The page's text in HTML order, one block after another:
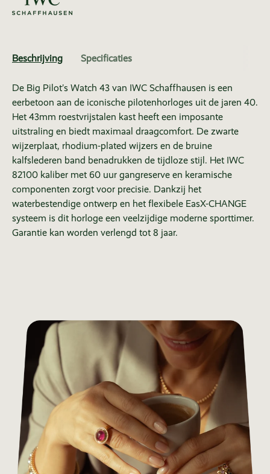
Beschrijving Specificaties
De Big Pilot’s Watch 43 van IWC Schaffhausen is een
eerbetoon aan de iconische pilotenhorloges uit de jaren 40.
Het 43mm roestvrijstalen kast heeft een imposante
uitstraling en biedt maximaal draagcomfort. De zwarte
wijzerplaat, rhodium-plated wijzers en de bruine
kalfslederen band benadrukken de tijdloze stijl. Het IWC
82100 kaliber met 60 uur gangreserve en keramische
componenten zorgt voor precisie. Dankzij het
waterbestendige ontwerp en het flexibele EasX-CHANGE
systeem is dit horloge een veelzijdige moderne sporttimer.
Garantie kan worden verlengd tot 8 jaar.